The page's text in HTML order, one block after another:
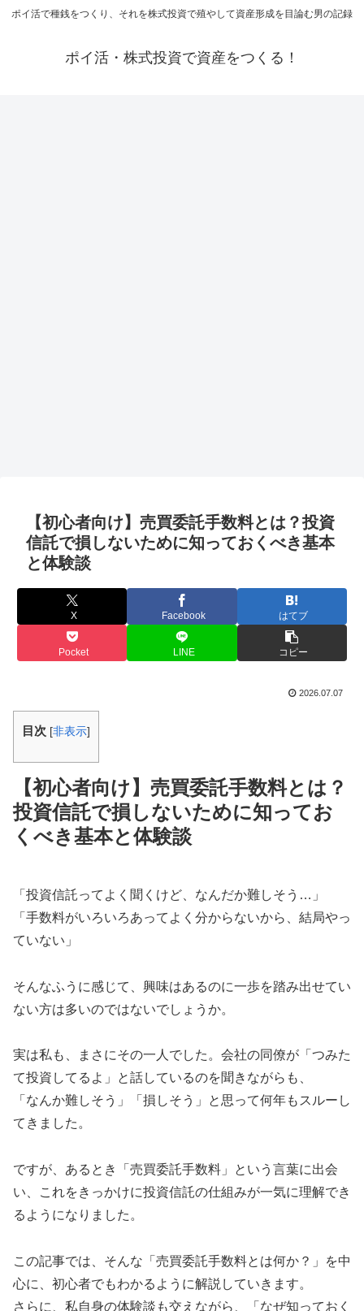
ポイ活で種銭をつくり、それを株式投資で殖やして資産形成を目論む男の記録
ポイ活・株式投資で資産をつくる！
【初心者向け】売買委託手数料とは？投資
信託で損しないために知っておくべき基本
と体験談
X Facebook はてブ
Pocket LINE コピー
2026.07.07
目次 [非表示]
【初心者向け】売買委託手数料とは？
投資信託で損しないために知ってお
くべき基本と体験談
「投資信託ってよく聞くけど、なんだか難しそう…」
「手数料がいろいろあってよく分からないから、結局やっ
ていない」
そんなふうに感じて、興味はあるのに一歩を踏み出せてい
ない方は多いのではないでしょうか。
実は私も、まさにその一人でした。会社の同僚が「つみた
て投資してるよ」と話しているのを聞きながらも、
「なんか難しそう」「損しそう」と思って何年もスルーし
てきました。
ですが、あるとき「売買委託手数料」という言葉に出会
い、これをきっかけに投資信託の仕組みが一気に理解でき
るようになりました。
この記事では、そんな「売買委託手数料とは何か？」を中
心に、初心者でもわかるように解説していきます。
さらに、私自身の体験談も交えながら、「なぜ知っておく